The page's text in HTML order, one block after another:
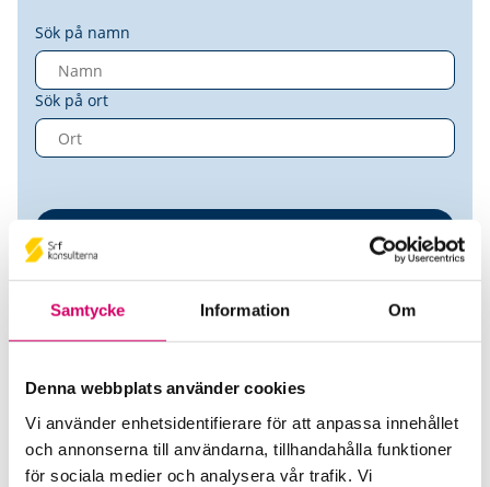
Samtycke Information Om
Denna webbplats använder cookies
Vi använder enhetsidentifierare för att anpassa innehållet
och annonserna till användarna, tillhandahålla funktioner
för sociala medier och analysera vår trafik. Vi
Sök på namn
Sök på ort
High Hopes AB